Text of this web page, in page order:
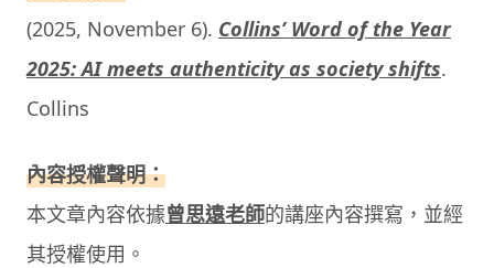
(2025, November 6). Collins’ Word of the Year
2025: AI meets authenticity as society shifts.
Collins
內容授權聲明：
本文章內容依據曾思遠老師的講座內容撰寫，並經
其授權使用。